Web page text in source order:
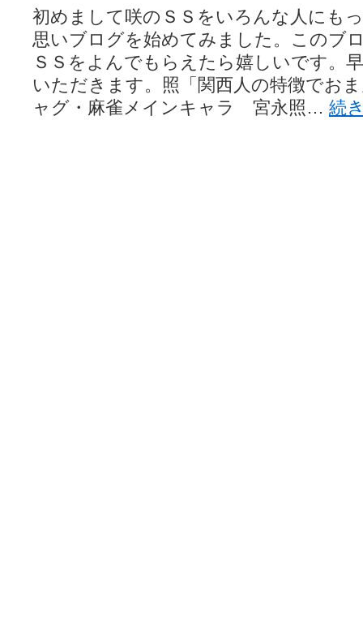
初めまして咲のＳＳをいろんな人にも
思いブログを始めてみました。このブ
ＳＳをよんでもらえたら嬉しいです。
いただきます。照「関西人の特徴でお
ャグ・麻雀メインキャラ 宮永照… 続